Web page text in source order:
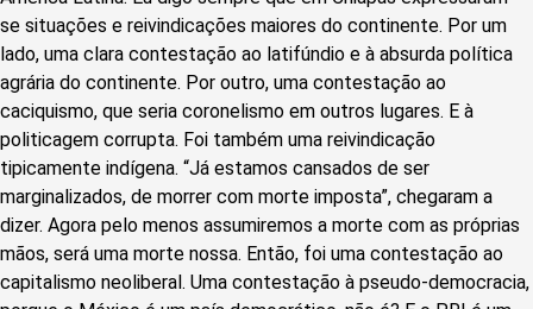
se situações e reivindicações maiores do continente. Por um
lado, uma clara contestação ao latifúndio e à absurda política
agrária do continente. Por outro, uma contestação ao
caciquismo, que seria coronelismo em outros lugares. E à
politicagem corrupta. Foi também uma reivindicação
tipicamente indígena. “Já estamos cansados de ser
marginalizados, de morrer com morte imposta”, chegaram a
dizer. Agora pelo menos assumiremos a morte com as próprias
mãos, será uma morte nossa. Então, foi uma contestação ao
capitalismo neoliberal. Uma contestação à pseudo-democracia,